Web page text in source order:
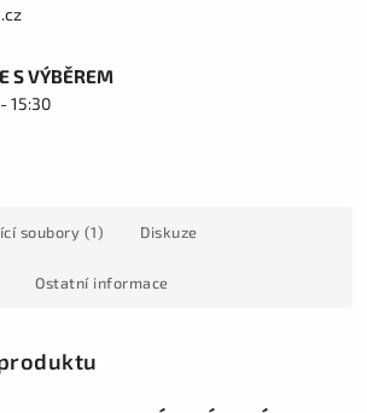
S VÝBĚREM
15:30
soubory (1) Diskuze
Ostatní informace